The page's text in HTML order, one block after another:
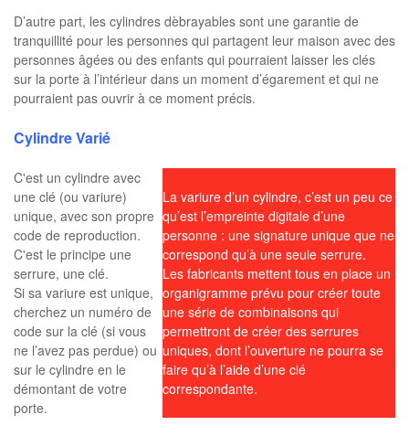
D’autre part, les cylindres dèbrayables sont une garantie de
tranquillité pour les personnes qui partagent leur maison avec des
personnes âgées ou des enfants qui pourraient laisser les clés
sur la porte à l’intérieur dans un moment d’égarement et qui ne
pourraient pas ouvrir à ce moment précis.
Cylindre Varié
C'est un cylindre avec
une clé (ou variure)
unique, avec son propre
code de reproduction.
C'est le principe une
serrure, une clé.
Si sa variure est unique,
cherchez un numéro de
code sur la clé (si vous
ne l’avez pas perdue) ou
sur le cylindre en le
démontant de votre
porte.
La variure d’un cylindre, c’est un peu ce
qu’est l’empreinte digitale d’une
personne : une signature unique que ne
correspond qu’à une seule serrure.
Les fabricants mettent tous en place un
organigramme prévu pour créer toute
une série de combinaisons qui
permettront de créer des serrures
uniques, dont l’ouverture ne pourra se
faire qu’à l’aide d’une clé
correspondante.